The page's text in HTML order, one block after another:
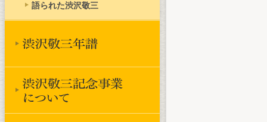
語られた渋沢敬三